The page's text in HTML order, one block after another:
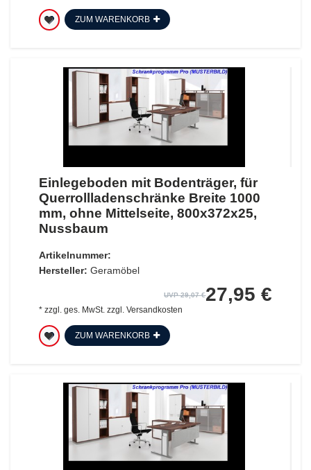
ZUM WARENKORB
Einlegeboden mit Bodenträger, für
Querrollladenschränke Breite 1000
mm, ohne Mittelseite, 800x372x25,
Nussbaum
Artikelnummer:
Hersteller: Geramöbel
UVP 29,07 €27,95 €
* zzgl. ges. MwSt.zzgl. Versandkosten
ZUM WARENKORB